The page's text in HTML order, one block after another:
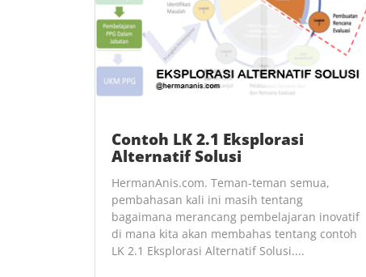
Contoh LK 2.1 Eksplorasi
Alternatif Solusi
HermanAnis.com. Teman-teman semua,
pembahasan kali ini masih tentang
bagaimana merancang pembelajaran inovatif
di mana kita akan membahas tentang contoh
LK 2.1 Eksplorasi Alternatif Solusi....